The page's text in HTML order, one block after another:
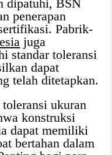
dipatuhi, BSN
penerapan
Pabrik-
juga
standar toleransi
dapat
telah ditetapkan.
ukuran
konstruksi
dapat memiliki
bertahan dalam